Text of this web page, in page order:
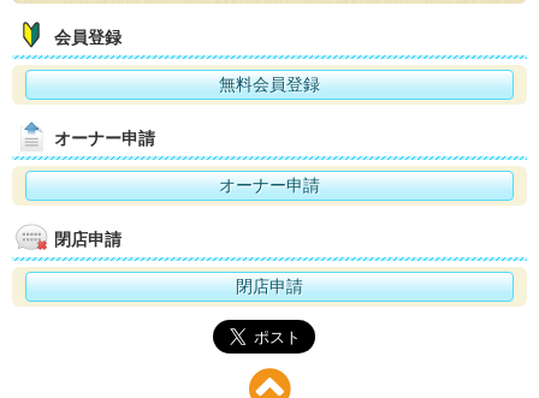
会員登録
無料会員登録
オーナー申請
オーナー申請
閉店申請
閉店申請